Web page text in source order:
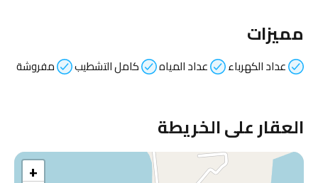
مميزات
عداد الكهرباء عداد المياه كامل التشطيب مفروشة
العقار على الخريطة
+